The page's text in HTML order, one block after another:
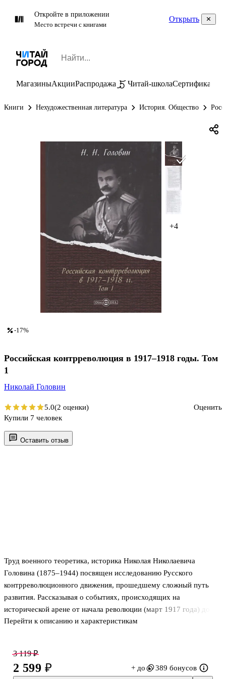
Откройте в приложении
Место встречи с книгами
Открыть
МагазиныАкцииРаспродажа Читай-школаСертификаты
Книги Нехудожественная литература История. Общество
+4
Оставить отзыв
Труд военного теоретика, историка Николая Николаевича
Головина (1875–1944) посвящен исследованию Русского
контрреволюционного движения, прошедшему сложный путь
развития. Рассказывая о событиях, происходящих на
исторической арене от начала революции (март 1917 года) до
конца 1918 года, автор акцентирует внимание читателей на
революции. .Работа разделена на пять частей: .Первая часть.
Зарождение контрреволюции и первая ее вспышка (книги 1-я и 2-
Перейти к описанию и характеристикам
-17%
Российская контрреволюция в 1917–1918 годы. Том
1
Николай Головин
5.0(2 оценки)
Оценить
Купили 7 человек
3 119 ₽
2 599 ₽ + до 389 бонусов